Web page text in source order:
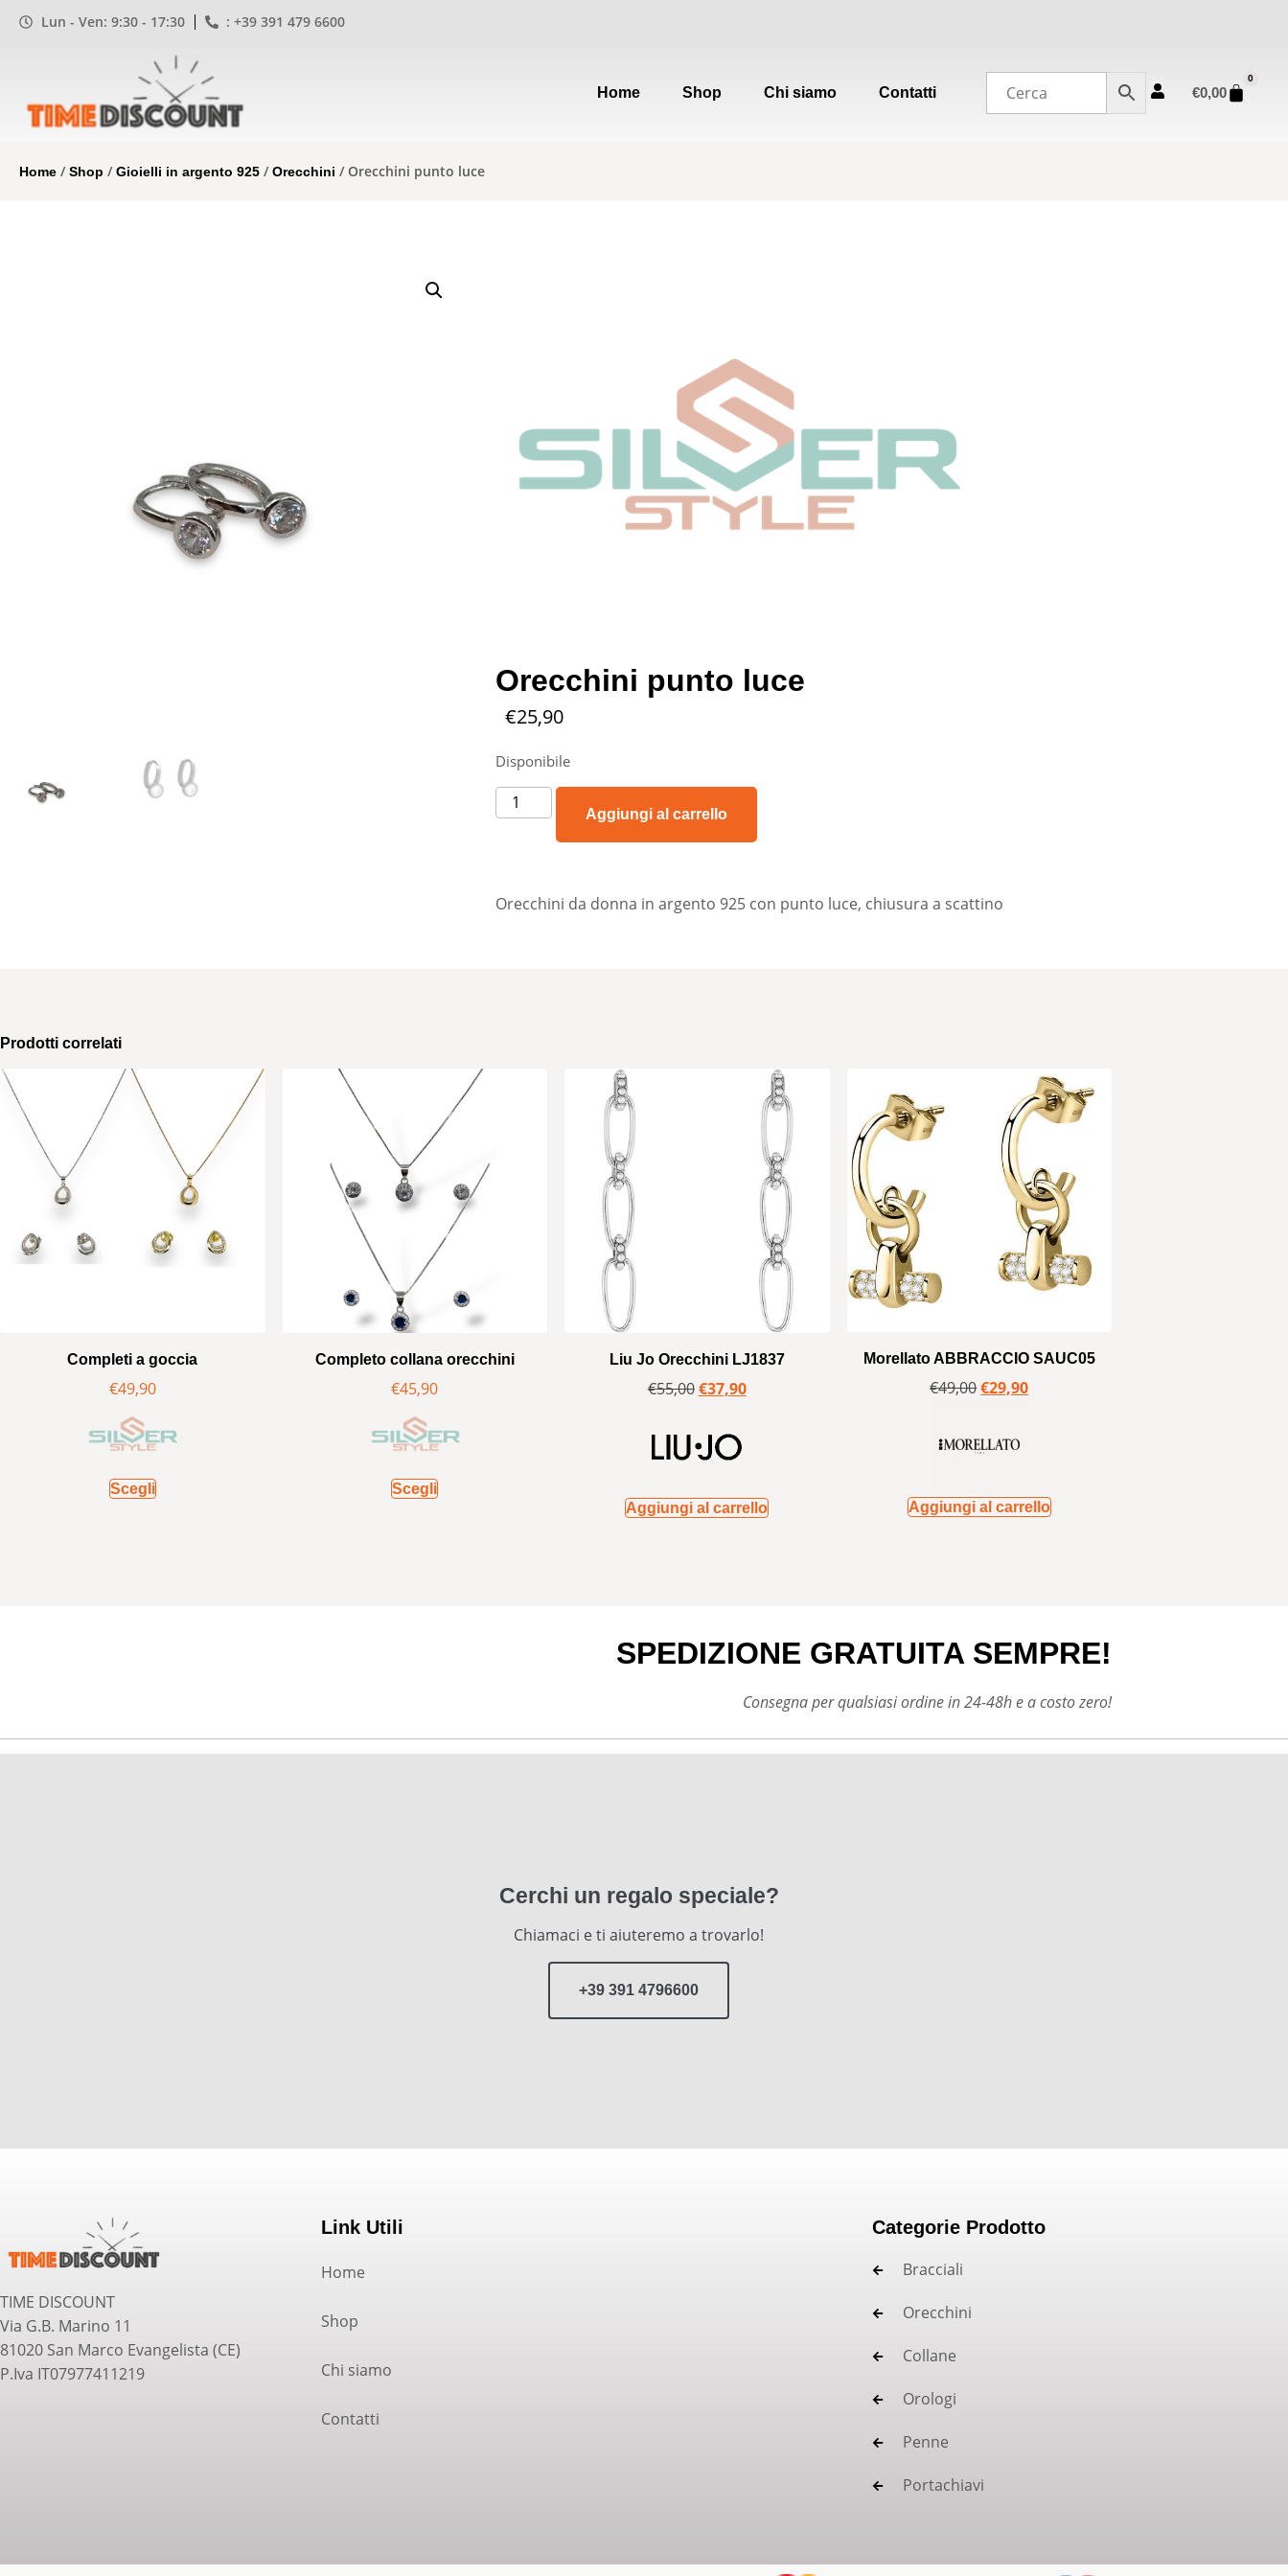
Lun - Ven: 9:30 - 17:30 : +39 391 479 6600
Home Shop Chi siamo Contatti €0,00
0
Home /Shop /Gioielli in argento 925 /Orecchini / Orecchini punto luce
Orecchini punto luce
€25,90
Disponibile
Aggiungi al carrello
Orecchini da donna in argento 925 con punto luce, chiusura a scattino
Prodotti correlati
Completi a goccia
€49,90
Scegli
Completo collana orecchini
€45,90
Scegli
Liu Jo Orecchini LJ1837
€55,00€37,90
Aggiungi al carrello
Morellato ABBRACCIO SAUC05
€49,00€29,90
Aggiungi al carrello
SPEDIZIONE GRATUITA SEMPRE!
Consegna per qualsiasi ordine in 24-48h e a costo zero!
Cerchi un regalo speciale?
Chiamaci e ti aiuteremo a trovarlo!
+39 391 4796600
TIME DISCOUNT
Via G.B. Marino 11
81020 San Marco Evangelista (CE)
P.Iva IT07977411219
Link Utili
Home
Shop
Chi siamo
Contatti
Categorie Prodotto
Bracciali
Orecchini
Collane
Orologi
Penne
Portachiavi